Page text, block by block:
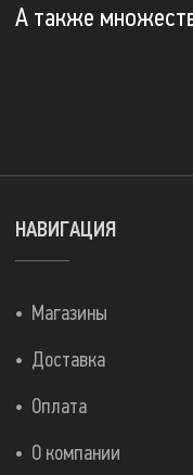
А также
НАВИГАЦИЯ
Магазины
Доставка
Оплата
О компании